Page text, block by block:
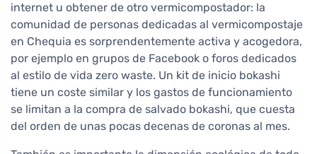
internet u obtener de otro vermicompostador: la
comunidad de personas dedicadas al vermicompostaje
en Chequia es sorprendentemente activa y acogedora,
por ejemplo en grupos de Facebook o foros dedicados
al estilo de vida zero waste. Un kit de inicio bokashi
tiene un coste similar y los gastos de funcionamiento
se limitan a la compra de salvado bokashi, que cuesta
del orden de unas pocas decenas de coronas al mes.